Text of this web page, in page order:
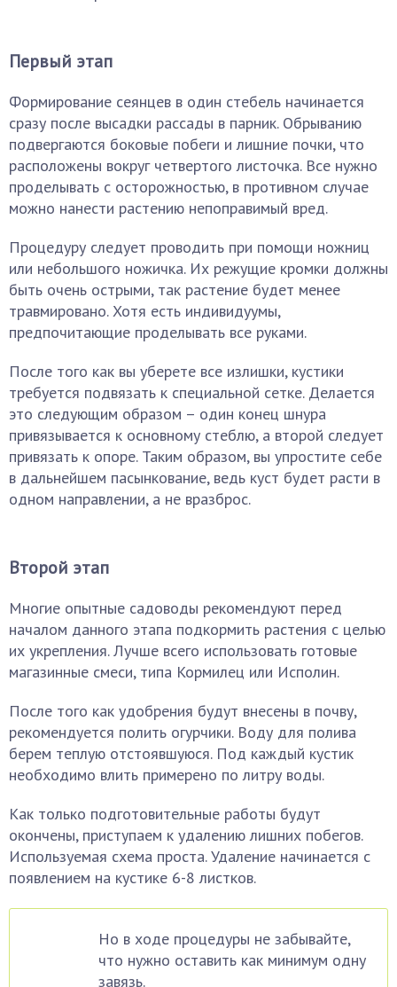
Первый этап
Формирование сеянцев в один стебель начинается
сразу после высадки рассады в парник. Обрыванию
подвергаются боковые побеги и лишние почки, что
расположены вокруг четвертого листочка. Все нужно
проделывать с осторожностью, в противном случае
можно нанести растению непоправимый вред.
Процедуру следует проводить при помощи ножниц
или небольшого ножичка. Их режущие кромки должны
быть очень острыми, так растение будет менее
травмировано. Хотя есть индивидуумы,
предпочитающие проделывать все руками.
После того как вы уберете все излишки, кустики
требуется подвязать к специальной сетке. Делается
это следующим образом – один конец шнура
привязывается к основному стеблю, а второй следует
привязать к опоре. Таким образом, вы упростите себе
в дальнейшем пасынкование, ведь куст будет расти в
одном направлении, а не вразброс.
Второй этап
Многие опытные садоводы рекомендуют перед
началом данного этапа подкормить растения с целью
их укрепления. Лучше всего использовать готовые
магазинные смеси, типа Кормилец или Исполин.
После того как удобрения будут внесены в почву,
рекомендуется полить огурчики. Воду для полива
берем теплую отстоявшуюся. Под каждый кустик
необходимо влить примерено по литру воды.
Как только подготовительные работы будут
окончены, приступаем к удалению лишних побегов.
Используемая схема проста. Удаление начинается с
появлением на кустике 6-8 листков.
Но в ходе процедуры не забывайте,
что нужно оставить как минимум одну
завязь.